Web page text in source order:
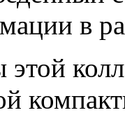
в
этой